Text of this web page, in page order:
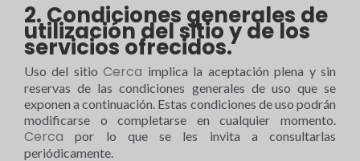
2. Condiciones generales de
utilización del sitio y de los
servicios ofrecidos.
Uso del sitioCerca implica la aceptación plena y sin
reservas de las condiciones generales de uso que se
exponen a continuación. Estas condiciones de uso podrán
modificarse o completarse en cualquier momento.
Cerca por lo que se les invita a consultarlas
periódicamente.